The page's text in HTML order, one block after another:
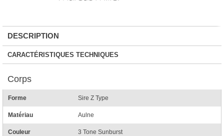
DESCRIPTION
CARACTÉRISTIQUES TECHNIQUES
Corps
Forme Sire Z Type
Matériau Aulne
Couleur 3 Tone Sunburst